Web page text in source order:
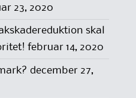
23, 2020
skal
februar 14, 2020
december 27,